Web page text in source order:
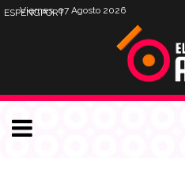
Viernes, 07 Agosto 2026
ESPENGPORT